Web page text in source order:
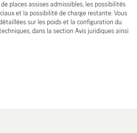
places assises admissibles, les possibilités
et la possibilité de charge restante. Vous
sur les poids et la configuration du
dans la section Avis juridiques ainsi